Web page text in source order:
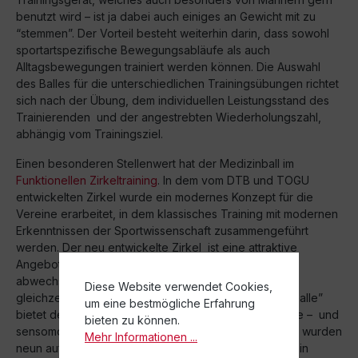
benutzt wird – ist ja dabei auch einiges an Gewicht mit zu
“stemmen”. Der Vorteil besteht weiterhin darin, dass sowohl
sportartspezifische Bewegungsabläufe als auch
Alltagsbewegungen trainiert werden können. Die Auswahl
des Balles für die unterschiedlichen Trainingsübungen richtet
sich nach der Übung, dem individuellen Leistungsstand des
Trainierenden und der angestrebten Wiederholungszahl,
abhängig vom Trainingsziel.
Einen besonderen Stellenwert hat der Medizinball im
Funktionellen Zirkeltraining. In dem vom DTB und TOGU
entwickelten Zirkel wurde ein modernes Konzept für die
Vereine erarbeitet, in dem klassisches Training mit modernen
Erkenntnissen der Sportwissenschaft zusammengeführt
werden. Der neu entwickelte Zirkel ist eine attraktive
Angebotsform für den Turnverein. Das Training ist
abwechslungsreich und spricht Männer und Frauen
gleichzeitig an. Unter dem Motto “Fitnesscenter Turnhalle”
bietet der FT-Circuit ein komplexes Kräftigungs-, Core – und
sensomotorisches Training. Durch das Entwicklerteam wurden
neun aufeinander aufbauende Zirkel konzipiert, die ein
Diese Website verwendet Cookies,
um eine bestmögliche Erfahrung
bieten zu können.
Mehr Informationen ...